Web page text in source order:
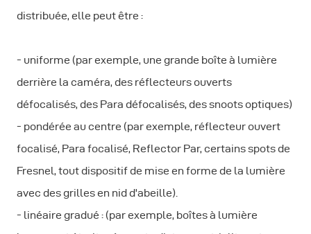
distribuée, elle peut être :
- uniforme (par exemple, une grande boîte à lumière
derrière la caméra, des réflecteurs ouverts
défocalisés, des Para défocalisés, des snoots optiques)
- pondérée au centre (par exemple, réflecteur ouvert
focalisé, Para focalisé, Reflector Par, certains spots de
Fresnel, tout dispositif de mise en forme de la lumière
avec des grilles en nid d'abeille).
- linéaire gradué : (par exemple, boîtes à lumière